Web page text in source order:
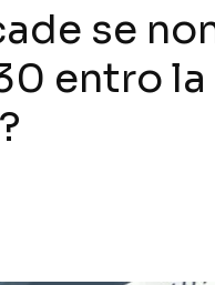
se
entro la